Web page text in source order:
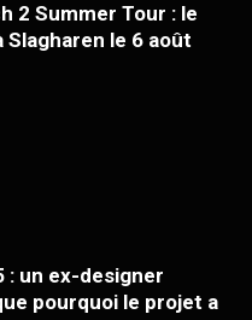
2 Summer Tour : le
Slagharen le 6 août
: un ex-designer
pourquoi le projet a